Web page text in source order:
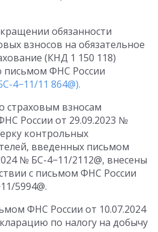
обязанности
взносов на обязательное
(КНД 1 150 118)
письмом ФНС России
4−11/11 864@).
страховым взносам
России от 29.09.2023 №
контрольных
введенных письмом
№ БС-4−11/2112@, внесены
с письмом ФНС России
5994@.
ФНС России от 10.07.2024
по налогу на добычу